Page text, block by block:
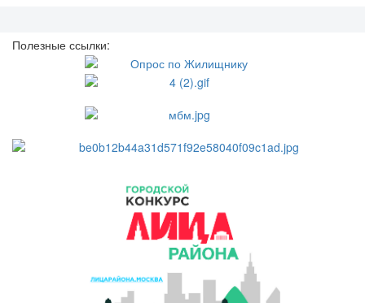
Полезные ссылки: